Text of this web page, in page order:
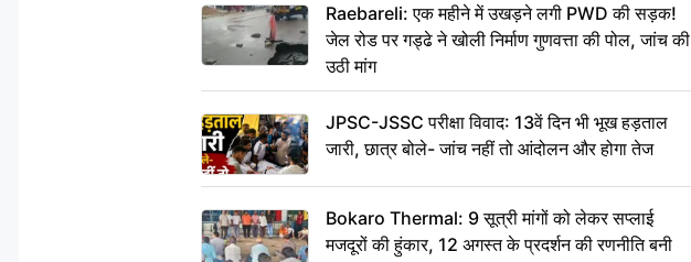
Raebareli: एक महीने में उखड़ने लगी PWD की सड़क!
जेल रोड पर गड्ढे ने खोली निर्माण गुणवत्ता की पोल, जांच की
उठी मांग
JPSC-JSSC परीक्षा विवाद: 13वें दिन भी भूख हड़ताल
जारी, छात्र बोले- जांच नहीं तो आंदोलन और होगा तेज
Bokaro Thermal: 9 सूत्री मांगों को लेकर सप्लाई
मजदूरों की हुंकार, 12 अगस्त के प्रदर्शन की रणनीति बनी